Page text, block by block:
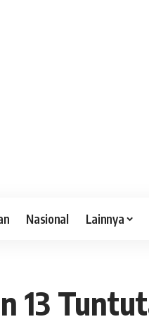
Nasional Lainnya
13